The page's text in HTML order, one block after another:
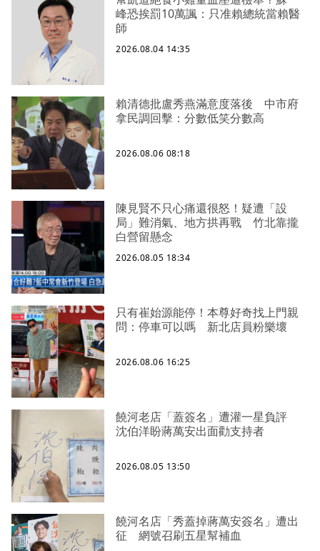
峰恐挨罰10萬諷：只准賴總統當賴醫
師
2026.08.04 14:35
賴清德批盧秀燕滿意度落後 中市府
拿民調回擊：分數低笑分數高
2026.08.06 08:18
陳見賢不只心痛還很怒！疑遭「設
局」難消氣、地方拱再戰 竹北靠攏
白營留懸念
2026.08.05 18:34
只有崔始源能停！本尊好奇找上門親
問：停車可以嗎 新北店員粉樂壞
2026.08.06 16:25
饒河老店「蓋簽名」遭灌一星負評
沈伯洋盼蔣萬安出面勸支持者
2026.08.05 13:50
饒河名店「秀蓋掉蔣萬安簽名」遭出
征 網號召刷五星幫補血